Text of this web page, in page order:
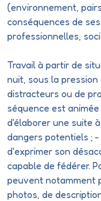
(environnement,
conséquences de
professionnelles,
Travail à partir de
nuit, sous la
distracteurs ou de
séquence est
d'élaborer une suite
dangers potentiels ;
d'exprimer son
capable de fédérer.
peuvent notamment
photos, de